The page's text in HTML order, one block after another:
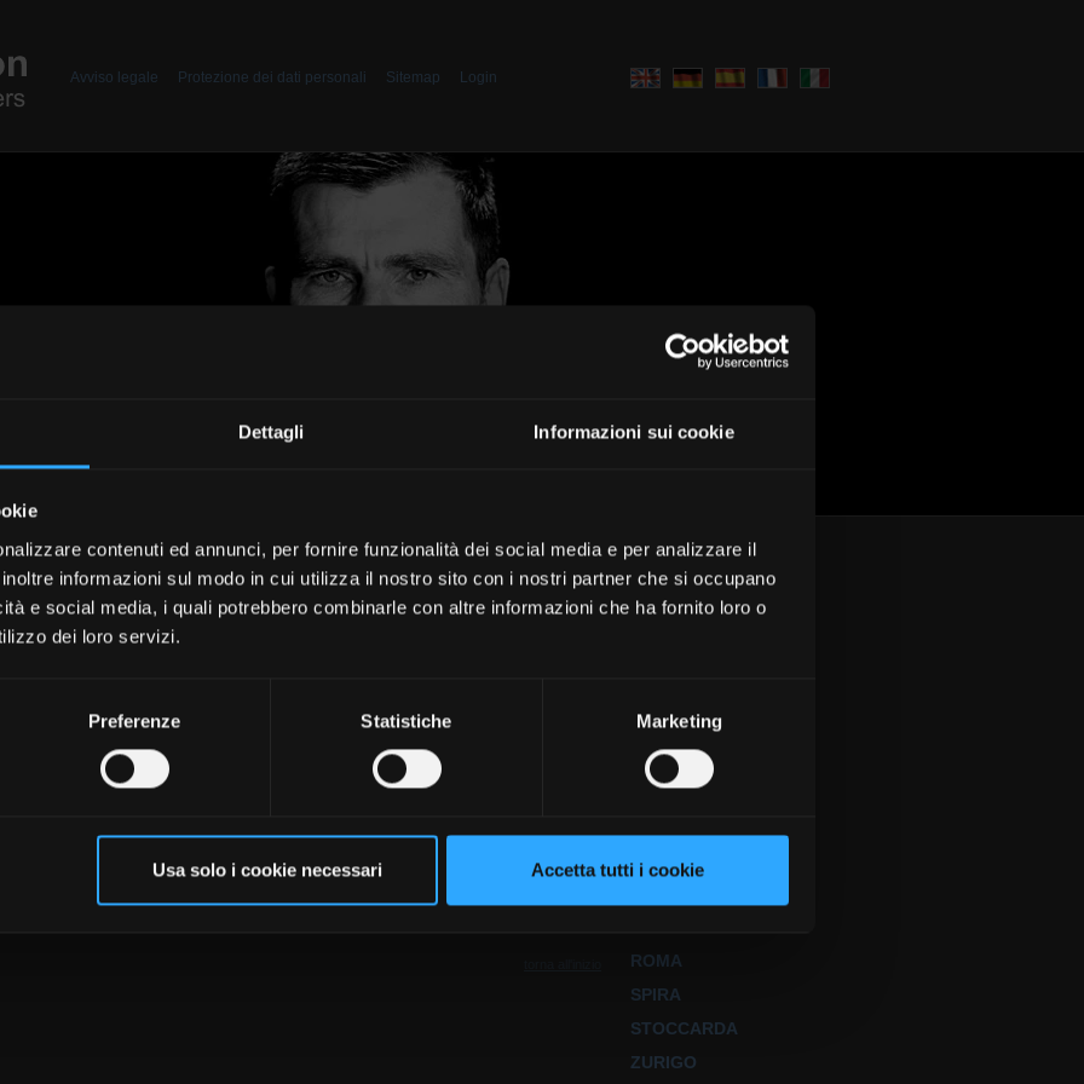
Dettagli Informazioni sui cookie
contenuti ed annunci, per fornire funzionalità dei social media e per analizzare il
informazioni sul modo in cui utilizza il nostro sito con i nostri partner che si occupano
e social media, i quali potrebbero combinarle con altre informazioni che ha fornito loro o
dei loro servizi.
Preferenze Statistiche Marketing
Usa solo i cookie necessari Accetta tutti i cookie
Avviso legale Protezione dei dati personali Sitemap Login
protetta. Di conseguenza, il livello qualitativo degli interpreti
è una rete di interpreti professionisti esperti che
CERCA
BERNA
DÜSSELDORF
FRANCOFORTE
KARLSRUHE
ROMA
SPIRA
STOCCARDA
ZURIGO